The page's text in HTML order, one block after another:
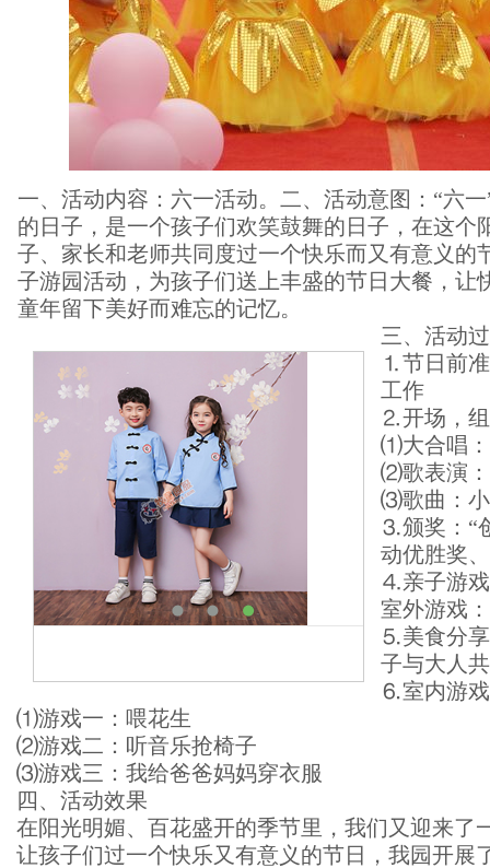
一、活动内容：六一活动。二、活动意图：“六
的日子，是一个孩子们欢笑鼓舞的日子，在这个
子、家长和老师共同度过一个快乐而又有意义的
子游园活动，为孩子们送上丰盛的节日大餐，让
童年留下美好而难忘的记忆。
三、活动
⒈节日前
工作
⒉开场，
⑴大合唱
⑵歌表演
⑶歌曲：
⒊颁奖：“
动优胜奖
⒋亲子游戏
室外游戏
⒌美食分
子与大人
⒍室内游
⑴游戏一：喂花生
⑵游戏二：听音乐抢椅子
⑶游戏三：我给爸爸妈妈穿衣服
四、活动效果
在阳光明媚、百花盛开的季节里，我们又迎来了
让孩子们过一个快乐又有意义的节日，我园开展